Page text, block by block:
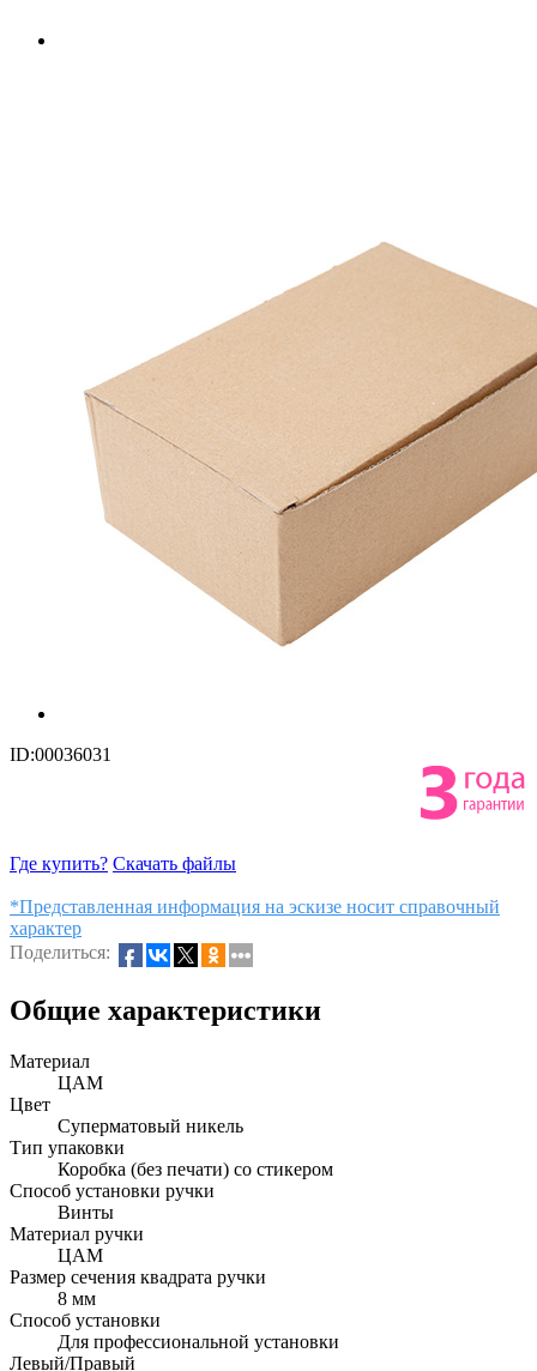
ID:00036031
Где купить? Скачать файлы
*Представленная информация на эскизе носит справочный
характер
Поделиться:
Общие характеристики
Материал
ЦАМ
Цвет
Суперматовый никель
Тип упаковки
Коробка (без печати) со стикером
Способ установки ручки
Винты
Материал ручки
ЦАМ
Размер сечения квадрата ручки
8 мм
Способ установки
Для профессиональной установки
Левый/Правый